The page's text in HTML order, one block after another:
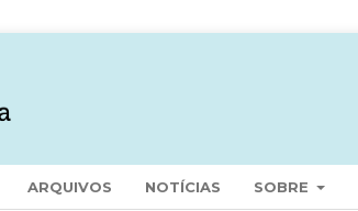
ARQUIVOS NOTÍCIAS SOBRE